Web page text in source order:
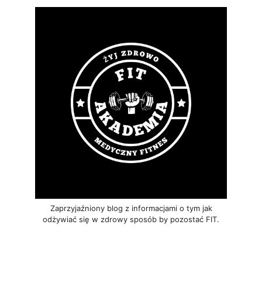
Zaprzyjaźniony blog z informacjami o tym jak
odżywiać się w zdrowy sposób by pozostać FIT.